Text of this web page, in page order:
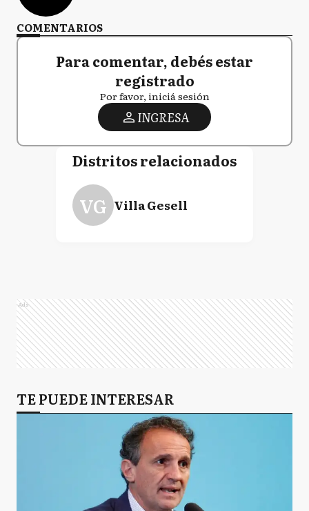
COMENTARIOS
Para comentar, debés estar
registrado
Por favor, iniciá sesión
INGRESA
Distritos relacionados
VG Villa Gesell
Ads
TE PUEDE INTERESAR